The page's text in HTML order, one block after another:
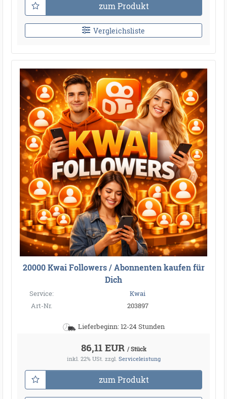
zum Produkt
Vergleichsliste
20000 Kwai Followers / Abonnenten kaufen für
Dich
Service:
Kwai
Art-Nr.
203897
Lieferbeginn: 12-24 Stunden
86,11 EUR / Stück
inkl. 22% USt. zzgl. Serviceleistung
zum Produkt